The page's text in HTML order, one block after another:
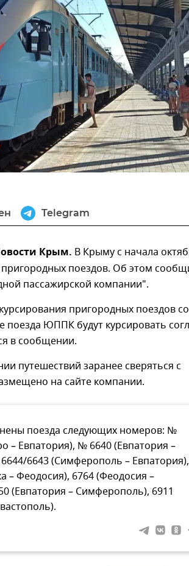
Telegram
Крым. В Крыму с начала
поездов. Об этом
пассажирской компании".
пригородных поездов
поезда ЮППК будут курсировать
в сообщении.
путешествий заранее сверяться с
на сайте компании.
поезда следующих номеров: №
– Евпатория), № 6640 (Евпатория –
6643 (Симферополь – Евпатория),
– Феодосия), 6764 (Феодосия –
(Евпатория – Симферополь), 6911